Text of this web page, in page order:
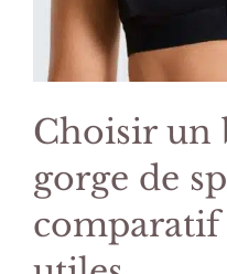
Choisir un
gorge de
comparatif